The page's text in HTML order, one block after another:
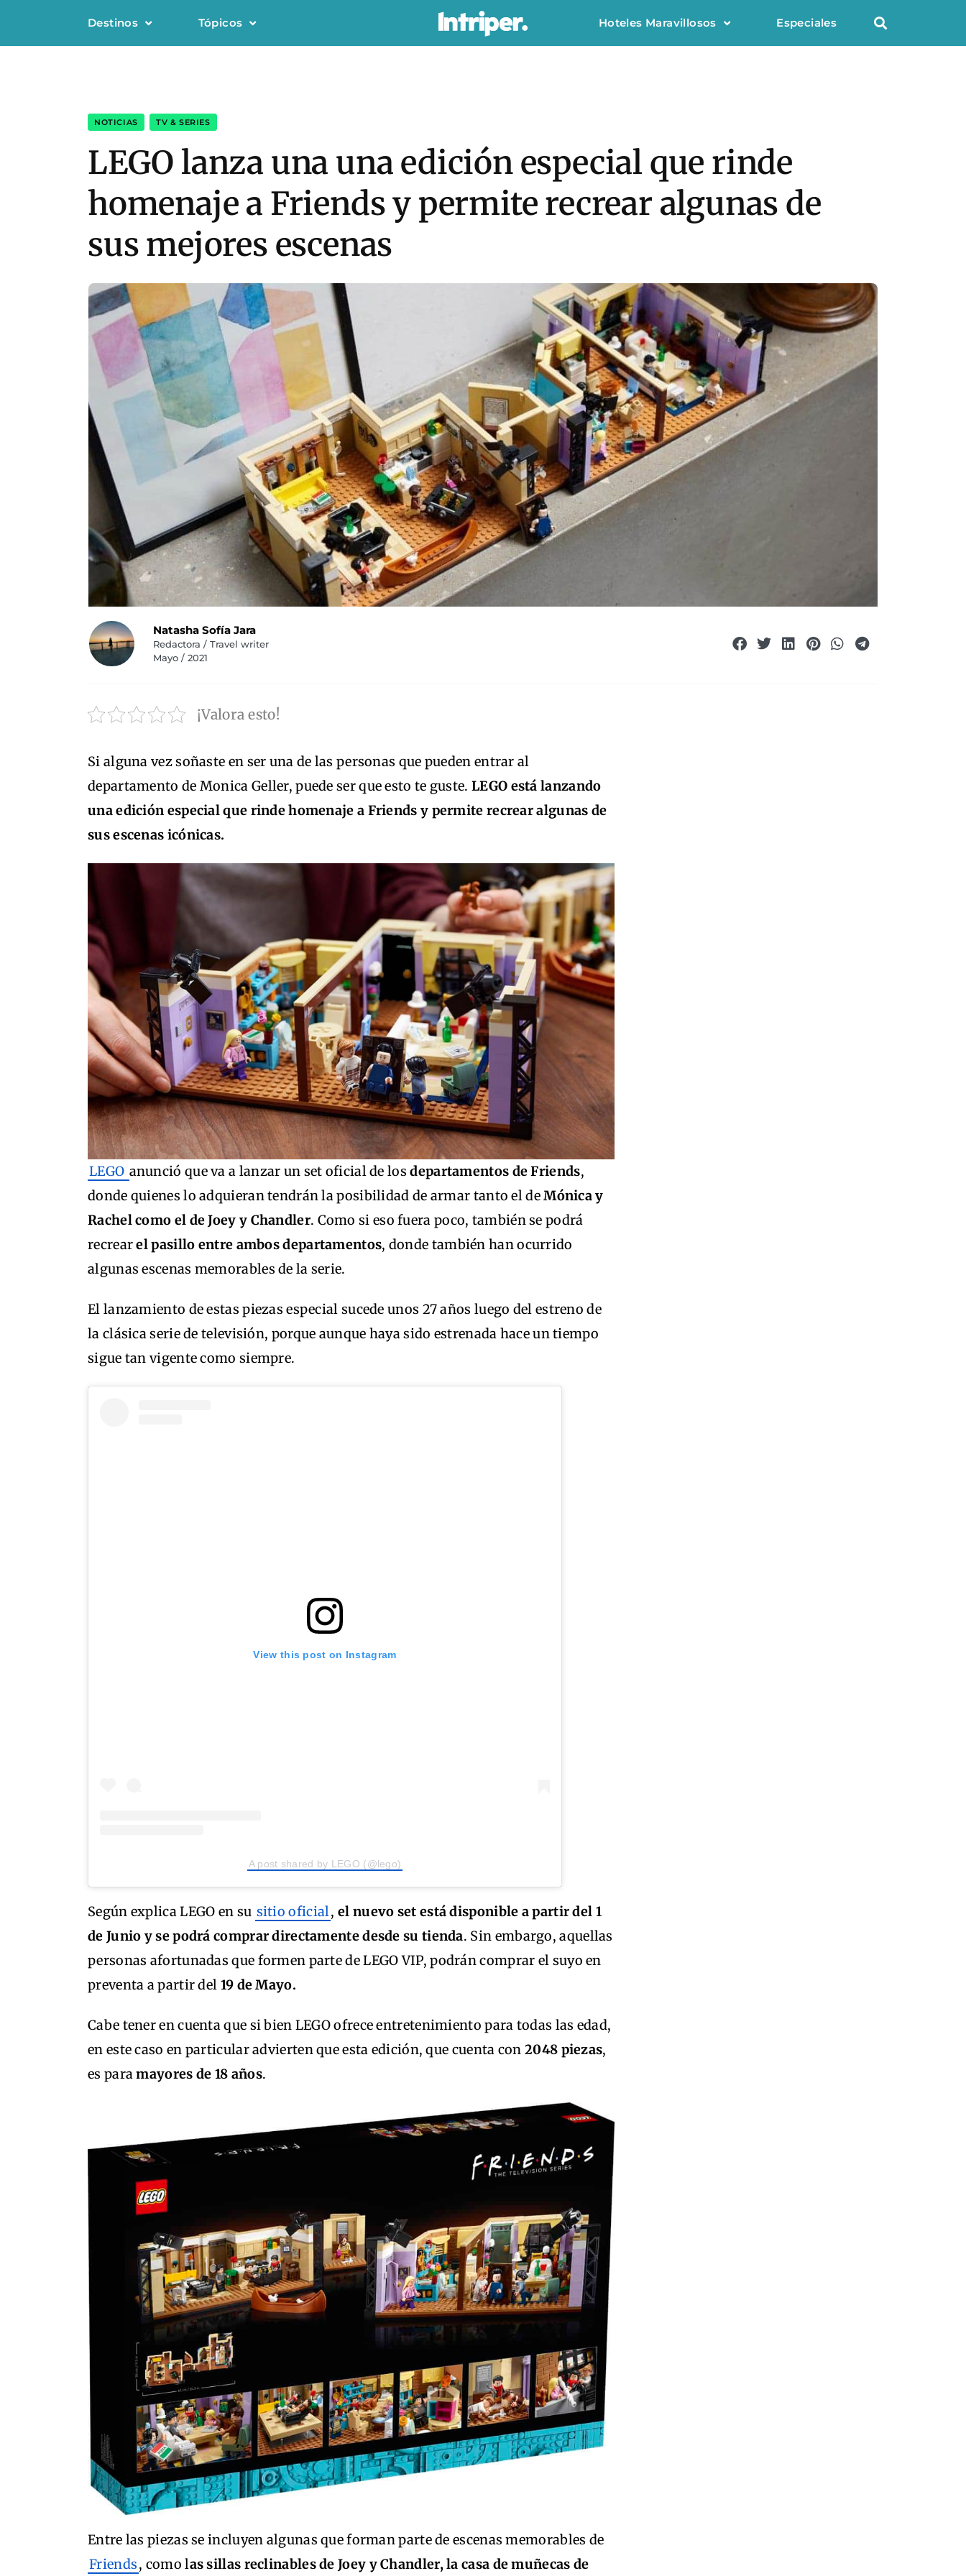
Destinos Tópicos Hoteles Maravillosos Especiales
NOTICIAS TV & SERIES
LEGO lanza una una edición especial que rinde
homenaje a Friends y permite recrear algunas de
sus mejores escenas
Natasha Sofía Jara
Redactora / Travel writer
Mayo / 2021
¡Valora esto!
Si alguna vez soñaste en ser una de las personas que pueden entrar al
departamento de Monica Geller, puede ser que esto te guste. LEGO está lanzando
una edición especial que rinde homenaje a Friends y permite recrear algunas de
sus escenas icónicas.
LEGO anunció que va a lanzar un set oficial de losdepartamentos de Friends,
donde quienes lo adquieran tendrán la posibilidad de armar tanto el deMónica y
Rachel como el de Joey y Chandler. Como si eso fuera poco, también se podrá
recrearel pasillo entre ambos departamentos, donde también han ocurrido
algunas escenas memorables de la serie.
El lanzamiento de estas piezas especial sucede unos 27 años luego del estreno de
la clásica serie de televisión, porque aunque haya sido estrenada hace un tiempo
sigue tan vigente como siempre.
View this post on Instagram
A post shared by LEGO (@lego)
Según explica LEGO en su sitio oficial, el nuevo set está disponible a partir del 1
de Junio y se podrá comprar directamente desde su tienda. Sin embargo, aquellas
personas afortunadas que formen parte de LEGO VIP, podrán comprar el suyo en
preventa a partir del 19 de Mayo.
Cabe tener en cuenta que si bien LEGO ofrece entretenimiento para todas las edad,
en este caso en particular advierten que esta edición, que cuenta con 2048 piezas,
es paramayores de 18 años.
Entre las piezas se incluyen algunas que forman parte de escenas memorables de
Friends, como las sillas reclinables de Joey y Chandler, la casa de muñecas de